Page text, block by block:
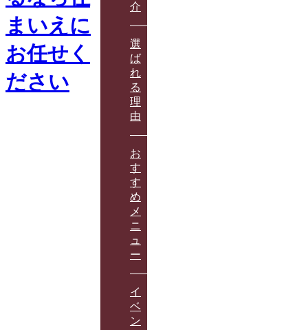
介
選
ば
れ
る
理
由
お
す
す
め
メ
ニ
ュ
ー
イ
ベ
ン